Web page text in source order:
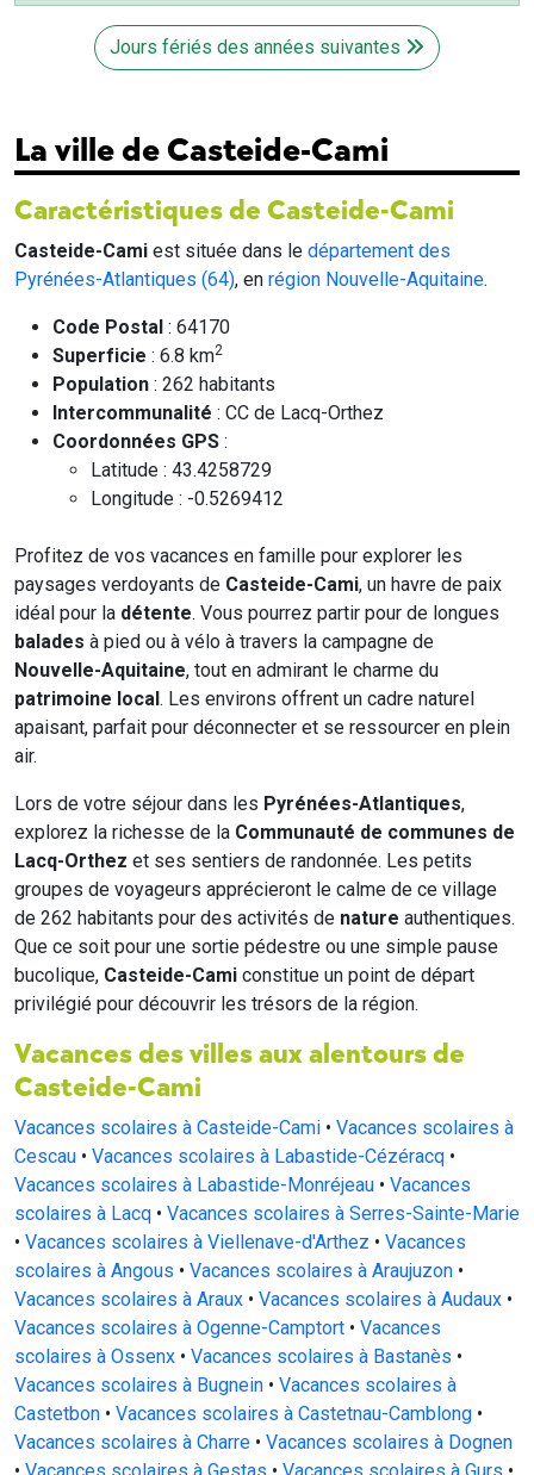
Jours fériés des années suivantes
La ville de Casteide-Cami
Caractéristiques de Casteide-Cami
Casteide-Cami est située dans le département des
Pyrénées-Atlantiques (64), en région Nouvelle-Aquitaine.
Code Postal : 64170
Superficie : 6.8 km2
Population : 262 habitants
Intercommunalité : CC de Lacq-Orthez
Coordonnées GPS :
Latitude : 43.4258729
Longitude : -0.5269412
Profitez de vos vacances en famille pour explorer les
paysages verdoyants de Casteide-Cami, un havre de paix
idéal pour la détente. Vous pourrez partir pour de longues
balades à pied ou à vélo à travers la campagne de
Nouvelle-Aquitaine, tout en admirant le charme du
patrimoine local. Les environs offrent un cadre naturel
apaisant, parfait pour déconnecter et se ressourcer en plein
air.
Lors de votre séjour dans les Pyrénées-Atlantiques,
explorez la richesse de la Communauté de communes de
Lacq-Orthez et ses sentiers de randonnée. Les petits
groupes de voyageurs apprécieront le calme de ce village
de 262 habitants pour des activités de nature authentiques.
Que ce soit pour une sortie pédestre ou une simple pause
bucolique, Casteide-Cami constitue un point de départ
privilégié pour découvrir les trésors de la région.
Vacances des villes aux alentours de
Casteide-Cami
Vacances scolaires à Casteide-Cami • Vacances scolaires à
Cescau • Vacances scolaires à Labastide-Cézéracq •
Vacances scolaires à Labastide-Monréjeau • Vacances
scolaires à Lacq • Vacances scolaires à Serres-Sainte-Marie
• Vacances scolaires à Viellenave-d'Arthez • Vacances
scolaires à Angous • Vacances scolaires à Araujuzon •
Vacances scolaires à Araux • Vacances scolaires à Audaux •
Vacances scolaires à Ogenne-Camptort • Vacances
scolaires à Ossenx • Vacances scolaires à Bastanès •
Vacances scolaires à Bugnein • Vacances scolaires à
Castetbon • Vacances scolaires à Castetnau-Camblong •
Vacances scolaires à Charre • Vacances scolaires à Dognen